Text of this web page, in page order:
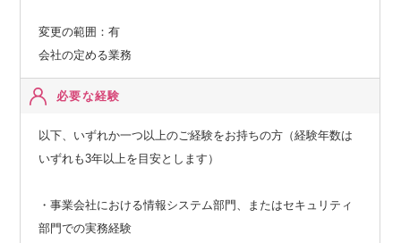
変更の範囲：有
会社の定める業務
必要な経験
以下、いずれか一つ以上のご経験をお持ちの方（経験年数は
いずれも3年以上を目安とします）
・事業会社における情報システム部門、またはセキュリティ
部門での実務経験